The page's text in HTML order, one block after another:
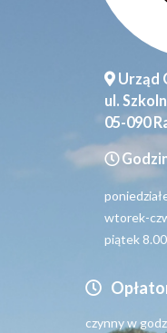
Urząd
ul.
05-090
wtorek-
piątek
czynny w